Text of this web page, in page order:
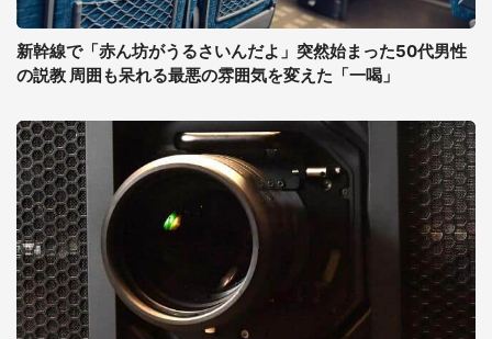
新幹線で「赤ん坊がうるさいんだよ」突然始まった50代男性
の説教 周囲も呆れる最悪の雰囲気を変えた「一喝」